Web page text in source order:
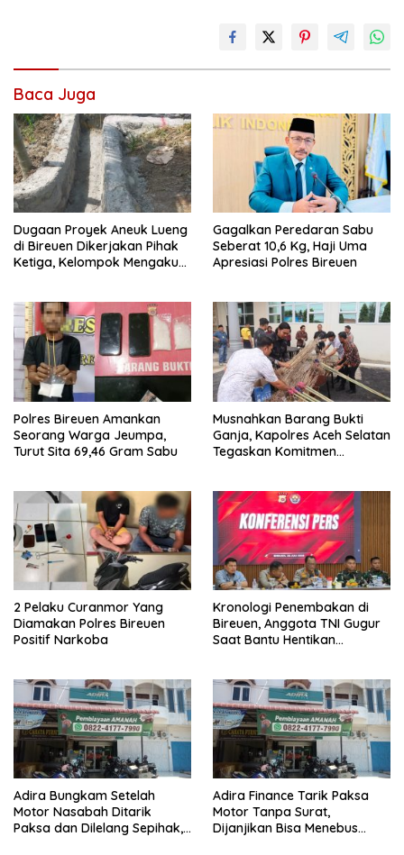
Baca Juga
Dugaan Proyek Aneuk Lueng
di Bireuen Dikerjakan Pihak
Ketiga, Kelompok Mengaku
Gagalkan Peredaran Sabu
Seberat 10,6 Kg, Haji Uma
Apresiasi Polres Bireuen
Polres Bireuen Amankan
Seorang Warga Jeumpa,
Turut Sita 69,46 Gram Sabu
Musnahkan Barang Bukti
Ganja, Kapolres Aceh Selatan
Tegaskan Komitmen
2 Pelaku Curanmor Yang
Diamakan Polres Bireuen
Positif Narkoba
Kronologi Penembakan di
Bireuen, Anggota TNI Gugur
Saat Bantu Hentikan
Adira Bungkam Setelah
Motor Nasabah Ditarik
Paksa dan Dilelang Sepihak,
Adira Finance Tarik Paksa
Motor Tanpa Surat,
Dijanjikan Bisa Menebus